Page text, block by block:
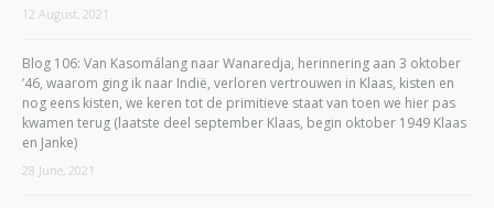
12 August, 2021
Blog 106: Van Kasomálang naar Wanaredja, herinnering aan 3 oktober
’46, waarom ging ik naar Indië, verloren vertrouwen in Klaas, kisten en
nog eens kisten, we keren tot de primitieve staat van toen we hier pas
kwamen terug (laatste deel september Klaas, begin oktober 1949 Klaas
en Janke)
28 June, 2021